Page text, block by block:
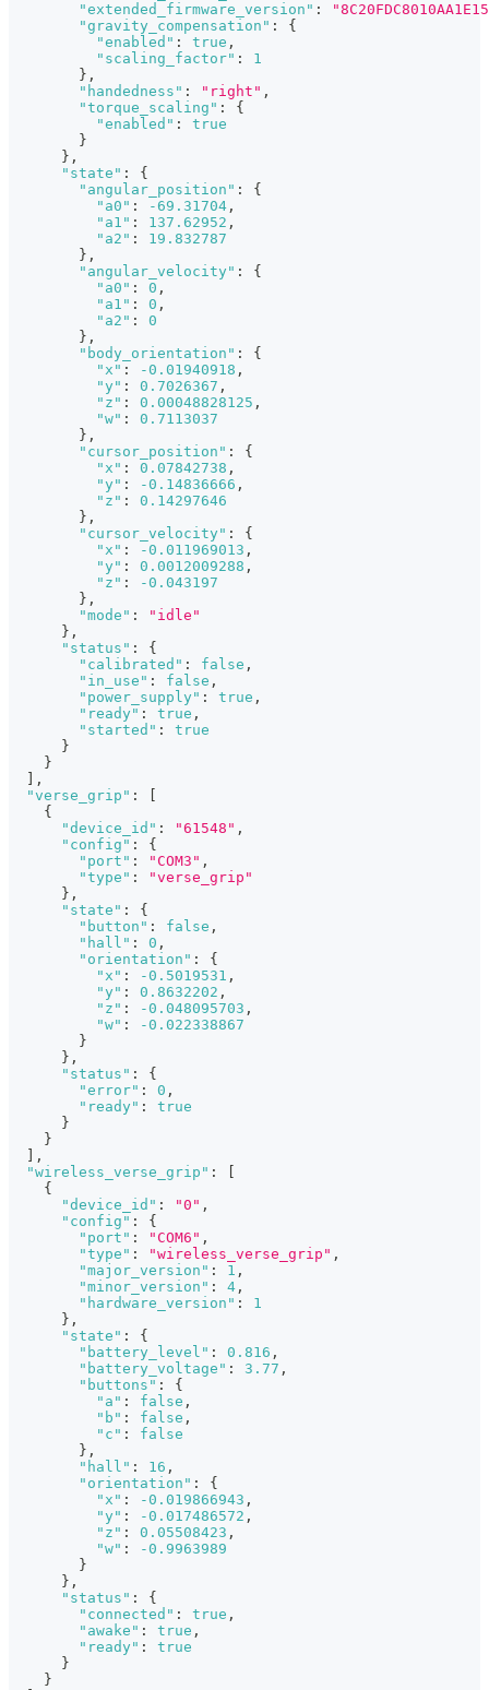
"extended_firmware_version" :
"gravity_compensation" :
{
"enabled" : true ,
"scaling_factor" :
1
} ,
"handedness" : "right" ,
"torque_scaling" :
{
"enabled" :
true
}
} ,
"state" :
{
"angular_position" :
{
"a0" : -69.31704 ,
"a1" : 137.62952 ,
"a2" :
19.832787
} ,
"angular_velocity" :
{
"a0" : 0 ,
"a1" : 0 ,
"a2" :
0
} ,
"body_orientation" :
{
"x" : -0.01940918 ,
"y" : 0.7026367 ,
"z" : 0.00048828125 ,
"w" :
0.7113037
} ,
"cursor_position" :
{
"x" : 0.07842738 ,
"y" : -0.14836666 ,
"z" :
0.14297646
} ,
"cursor_velocity" :
{
"x" : -0.011969013 ,
"y" : 0.0012009288 ,
"z" :
-0.043197
} ,
"mode" :
"idle"
} ,
"status" :
{
"calibrated" : false ,
"in_use" : false ,
"power_supply" : true ,
"ready" : true ,
"started" :
true
}
}
,
"verse_grip" :
{
"device_id" : "61548" ,
"config" :
{
"port" : "COM3" ,
"type" :
"verse_grip"
} ,
"state" :
{
"button" : false ,
"hall" : 0 ,
"orientation" :
{
"x" : -0.5019531 ,
"y" : 0.8632202 ,
"z" : -0.048095703 ,
"w" :
-0.022338867
}
} ,
"status" :
{
"error" : 0 ,
"ready" :
true
}
}
,
"wireless_verse_grip" :
{
"device_id" : "0" ,
"config" :
{
"port" : "COM6" ,
"type" : "wireless_verse_grip" ,
"major_version" : 1 ,
"minor_version" : 4 ,
"hardware_version" :
1
} ,
"state" :
{
"battery_level" : 0.816 ,
"battery_voltage" : 3.77 ,
"buttons" :
{
"a" : false ,
"b" : false ,
"c" :
false
} ,
"hall" : 16 ,
"orientation" :
{
"x" : -0.019866943 ,
"y" : -0.017486572 ,
"z" : 0.05508423 ,
"w" :
-0.9963989
}
} ,
"status" :
{
"connected" : true ,
"awake" : true ,
"ready" :
true
}
}